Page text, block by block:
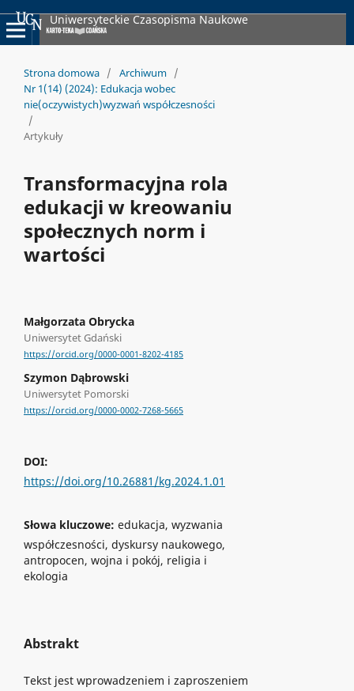
Uniwersyteckie Czasopisma Naukowe
Strona domowa / Archiwum /
Nr 1(14) (2024): Edukacja wobec
nie(oczywistych)wyzwań współczesności
/
Artykuły
Transformacyjna rola
edukacji w kreowaniu
społecznych norm i
wartości
Małgorzata Obrycka
Uniwersytet Gdański
https://orcid.org/0000-0001-8202-4185
Szymon Dąbrowski
Uniwersytet Pomorski
https://orcid.org/0000-0002-7268-5665
DOI:
https://doi.org/10.26881/kg.2024.1.01
Słowa kluczowe: edukacja, wyzwania
współczesności, dyskursy naukowego,
antropocen, wojna i pokój, religia i
ekologia
Abstrakt
Tekst jest wprowadzeniem i zaproszeniem